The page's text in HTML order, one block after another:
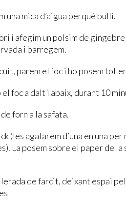
una mica d’aigua perquè bulli.
i afegim un polsim de gingebre
i barregem.
parem el foc i ho posem tot
foc a dalt i abaix, durant 10
forn a la safata.
(les agafarem d’una en una per
La posem sobre el paper de la
de farcit, deixant espai